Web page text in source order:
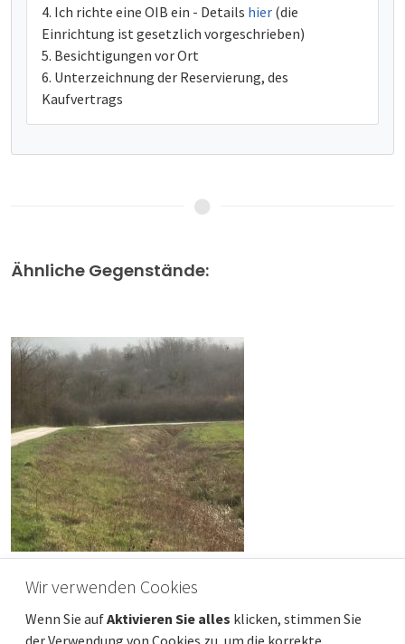
Ich richte eine OIB ein - Details hier (die
Einrichtung ist gesetzlich vorgeschrieben)
Besichtigungen vor Ort
Unterzeichnung der Reservierung, des
Kaufvertrags
Ähnliche Gegenstände:
Preis pro m2
1 €/m² Entfernung vom meer
22 000 m
Wir verwenden Cookies
Wenn Sie aufAktivieren Sie alles klicken, stimmen Sie
der Verwendung von Cookies zu, um die korrekte